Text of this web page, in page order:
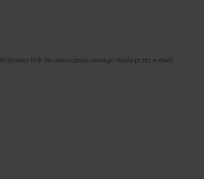
link do utworzenia nowego hasła przez e-mail.